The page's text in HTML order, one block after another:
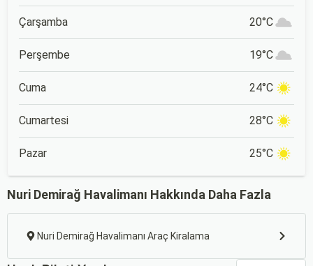
Çarşamba 20°C
Perşembe 19°C
Cuma 24°C
Cumartesi 28°C
Pazar 25°C
Nuri Demirağ Havalimanı Hakkında Daha Fazla
Nuri Demirağ Havalimanı Araç Kiralama